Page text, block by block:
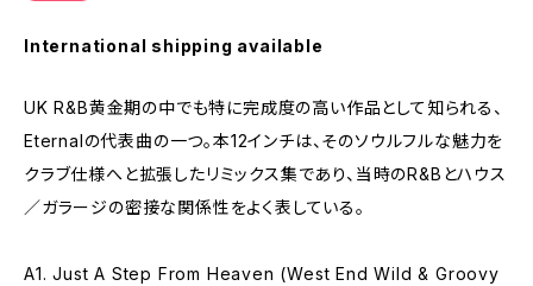
International shipping available
UK R&B黄金期の中でも特に完成度の高い作品として知られる、
Eternalの代表曲の一つ。本12インチは、そのソウルフルな魅力を
クラブ仕様へと拡張したリミックス集であり、当時のR&Bとハウス
／ガラージの密接な関係性をよく表している。
A1. Just A Step From Heaven (West End Wild & Groovy